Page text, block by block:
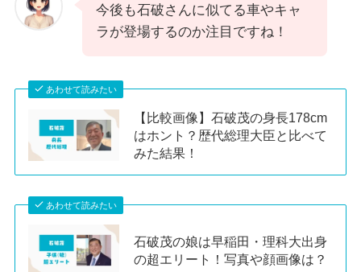
今後も石破さんに似てる車やキャ
ラが登場するのか注目ですね！
あわせて読みたい
【比較画像】石破茂の身長178cm
はホント？歴代総理大臣と比べて
みた結果！
あわせて読みたい
石破茂の娘は早稲田・理科大出身
の超エリート！写真や顔画像は？